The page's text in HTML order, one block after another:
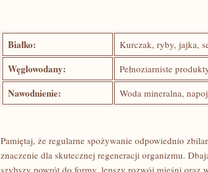
Białko: Kurczak, ​ryby,⁣ jajka,
Węglowodany: Pełnoziarniste
Nawodnienie: Woda mineralna,
Pamiętaj, że regularne spożywanie odpowiednio⁢
znaczenie dla skutecznej regeneracji ‍organizmu.
szybszy powrót do formy,​ lepszy rozwój mięśni oraz